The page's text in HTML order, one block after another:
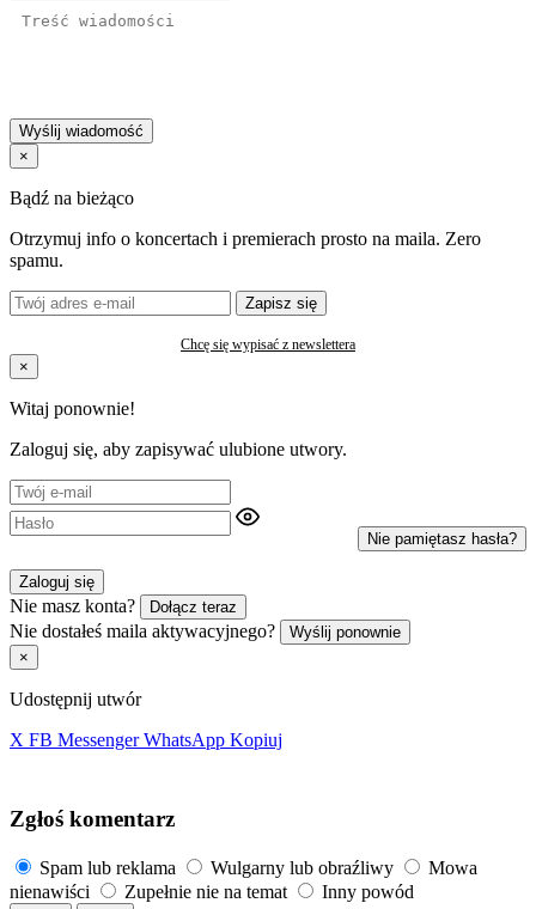
Wyślij wiadomość
×
Bądź na bieżąco
Otrzymuj info o koncertach i premierach prosto na maila. Zero
spamu.
Zapisz się
Chcę się wypisać z newslettera
×
Witaj ponownie!
Zaloguj się, aby zapisywać ulubione utwory.
Nie pamiętasz hasła?
Zaloguj się
Nie masz konta? Dołącz teraz
Nie dostałeś maila aktywacyjnego?
Wyślij ponownie
×
Udostępnij utwór
X FB Messenger WhatsApp Kopiuj
Zgłoś komentarz
Spam lub reklama Wulgarny lub obraźliwy
Mowa
nienawiści
Zupełnie nie na temat Inny powód